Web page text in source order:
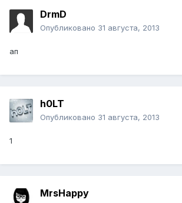
DrmD
Опубликовано 31 августа, 2013
ап
h0LT
Опубликовано 31 августа, 2013
1
MrsHappy